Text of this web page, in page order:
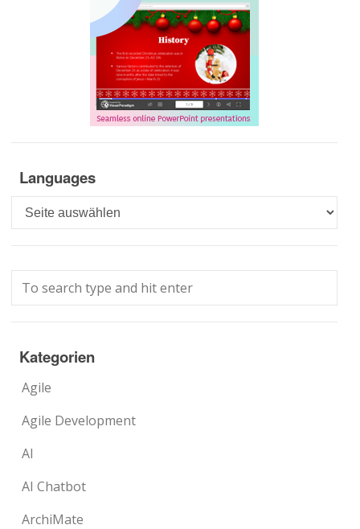
Languages
Languages
Kategorien
Agile
Agile Development
AI
AI Chatbot
ArchiMate